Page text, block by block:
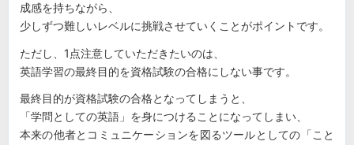
成感を持ちながら、
少しずつ難しいレベルに挑戦させていくことがポイントです。
ただし、1点注意していただきたいのは、
英語学習の最終目的を資格試験の合格にしない事です。
最終目的が資格試験の合格となってしまうと、
「学問としての英語」を身につけることになってしまい、
本来の他者とコミュニケーションを図るツールとしての「こと